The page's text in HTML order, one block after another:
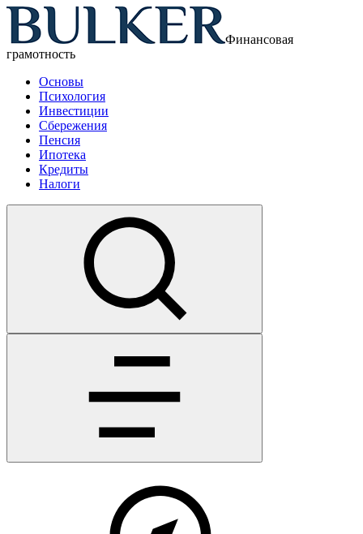
Финансовая
грамотность
Основы
Психология
Инвестиции
Сбережения
Пенсия
Ипотека
Кредиты
Налоги